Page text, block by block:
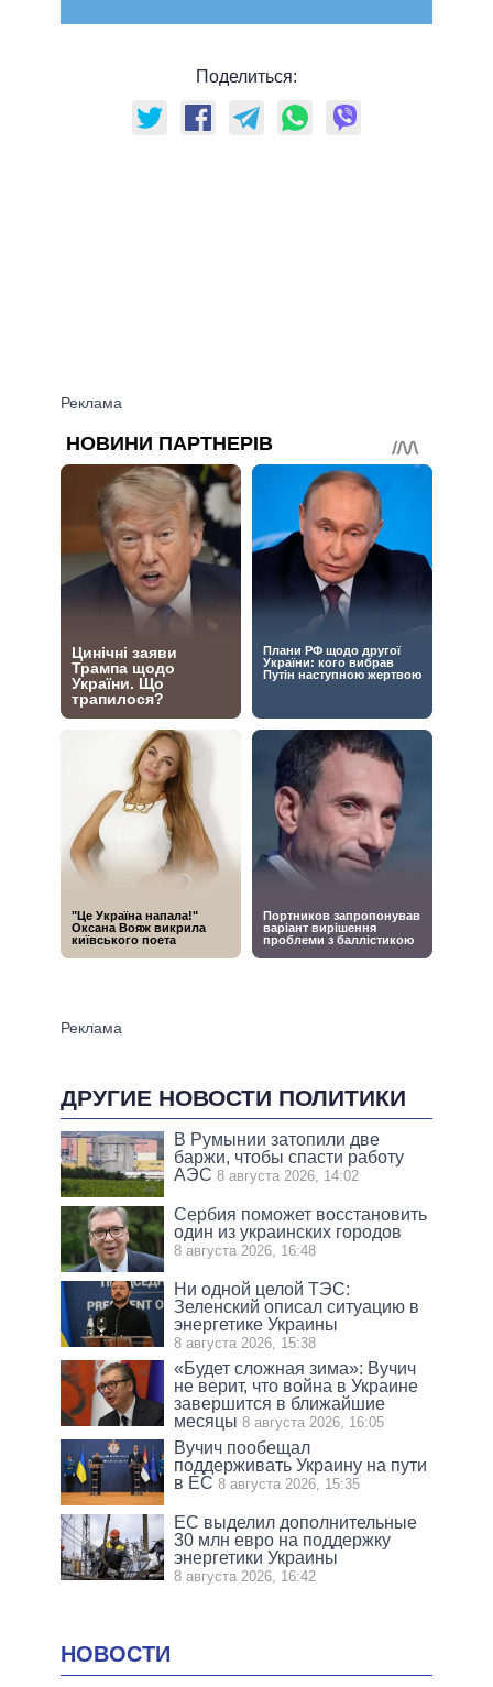
Поделиться:
ДРУГИЕ НОВОСТИ ПОЛИТИКИ
В Румынии затопили две
баржи, чтобы спасти работу
АЭС 8 августа 2026, 14:02
Сербия поможет восстановить
один из украинских городов
8 августа 2026, 16:48
Ни одной целой ТЭС:
Зеленский описал ситуацию в
энергетике Украины
8 августа 2026, 15:38
«Будет сложная зима»: Вучич
не верит, что война в Украине
завершится в ближайшие
месяцы 8 августа 2026, 16:05
Вучич пообещал
поддерживать Украину на пути
в ЕС 8 августа 2026, 15:35
ЕС выделил дополнительные
30 млн евро на поддержку
энергетики Украины
8 августа 2026, 16:42
НОВОСТИ